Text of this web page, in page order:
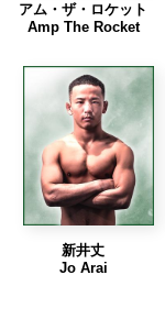
アム・ザ・ロケット
Amp The Rocket
新井丈
Jo Arai